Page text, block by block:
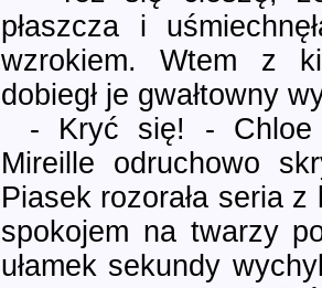
płaszcza i
wzrokiem. Wtem z
dobiegł je gwałtowny
- Kryć się! - Chloe
Mireille odruchowo
Piasek rozorała seria
spokojem na twarzy
ułamek sekundy